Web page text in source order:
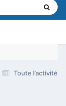
Toute l’activité